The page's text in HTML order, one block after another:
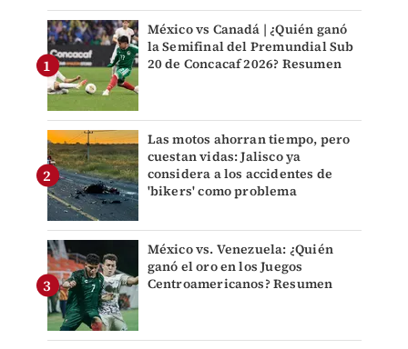
México vs Canadá | ¿Quién ganó
la Semifinal del Premundial Sub
20 de Concacaf 2026? Resumen
Las motos ahorran tiempo, pero
cuestan vidas: Jalisco ya
considera a los accidentes de
'bikers' como problema
México vs. Venezuela: ¿Quién
ganó el oro en los Juegos
Centroamericanos? Resumen